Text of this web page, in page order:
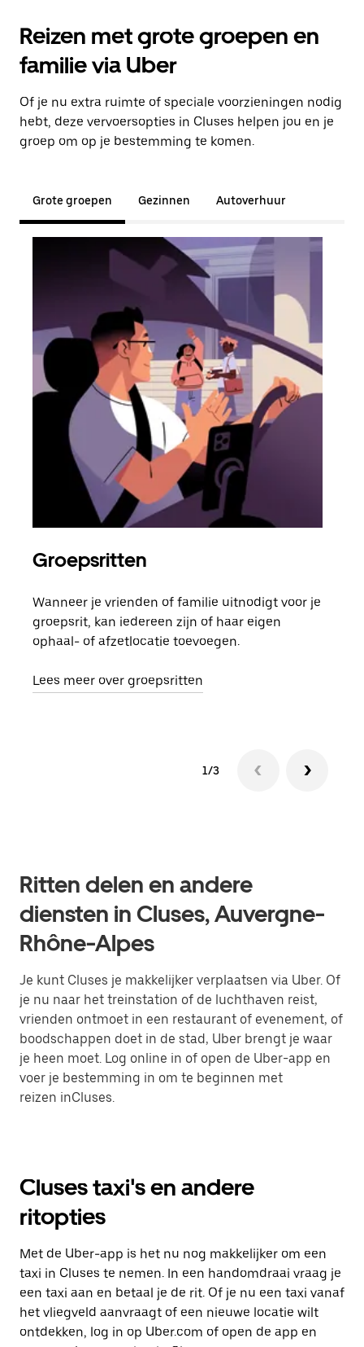
Reizen met grote groepen en
familie via Uber
Of je nu extra ruimte of speciale voorzieningen nodig
hebt, deze vervoersopties in Cluses helpen jou en je
groep om op je bestemming te komen.
Grote groepen Gezinnen Autoverhuur
Groepsritten
Wanneer je vrienden of familie uitnodigt voor je
groepsrit, kan iedereen zijn of haar eigen
ophaal- of afzetlocatie toevoegen.
Lees meer over groepsritten
1/3
Ritten delen en andere
diensten in Cluses, Auvergne-
Rhône-Alpes
Je kunt Cluses je makkelijker verplaatsen via Uber. Of
je nu naar het treinstation of de luchthaven reist,
vrienden ontmoet in een restaurant of evenement, of
boodschappen doet in de stad, Uber brengt je waar
je heen moet. Log online in of open de Uber-app en
voer je bestemming in om te beginnen met
reizen inCluses.
Cluses taxi's en andere
ritopties
Met de Uber-app is het nu nog makkelijker om een
taxi in Cluses te nemen. In een handomdraai vraag je
een taxi aan en betaal je de rit. Of je nu een taxi vanaf
het vliegveld aanvraagt of een nieuwe locatie wilt
ontdekken, log in op Uber.com of open de app en